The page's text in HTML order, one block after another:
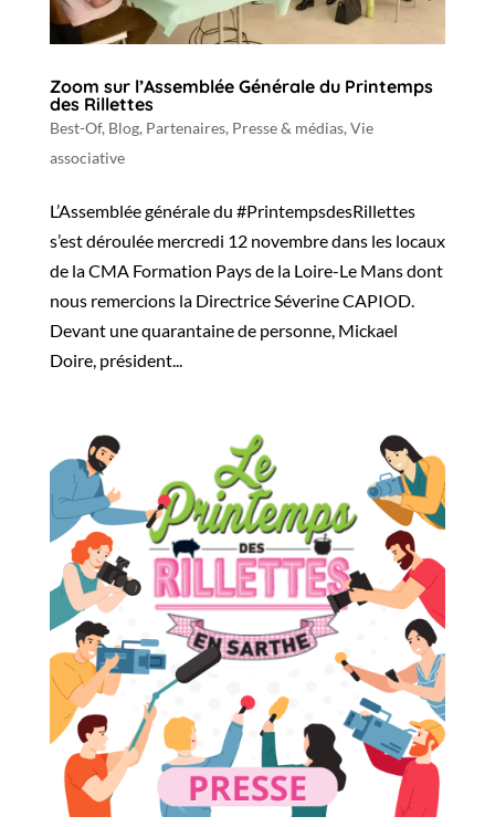
Zoom sur l’Assemblée Générale du Printemps
des Rillettes
Best-Of, Blog, Partenaires, Presse & médias, Vie
associative
L’Assemblée générale du #PrintempsdesRillettes
s’est déroulée mercredi 12 novembre dans les locaux
de la CMA Formation Pays de la Loire-Le Mans dont
nous remercions la Directrice Séverine CAPIOD.
Devant une quarantaine de personne, Mickael
Doire, président...